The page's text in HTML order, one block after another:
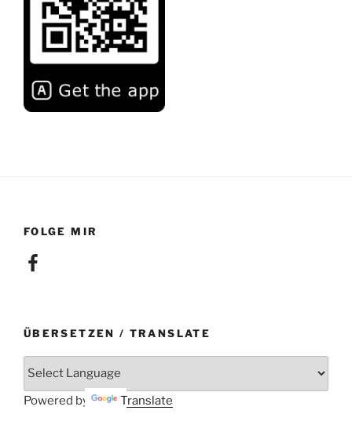
FOLGE MIR
Facebook
ÜBERSETZEN / TRANSLATE
Powered by Translate